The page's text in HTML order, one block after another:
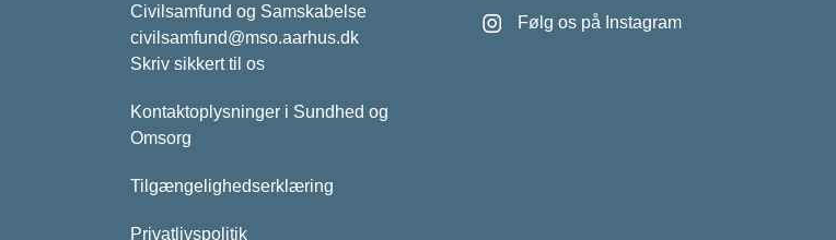
Civilsamfund og Samskabelse
civilsamfund@mso.aarhus.dk
Skriv sikkert til os
Kontaktoplysninger i Sundhed og
Omsorg
Tilgængelighedserklæring
Privatlivspolitik
Følg os på Instagram